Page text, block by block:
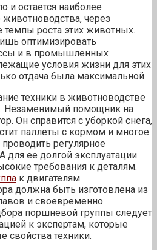
и остается наиболее
через
роста этих животных.
оптимизировать
и в промышленных
условия жизни для этих
отдача была максимальной.
техники в животноводстве
Незаменимый помощник на
Он справится с уборкой снега,
паллеты с кормом и многое
регулярное
для ее долгой эксплуатации
требования к деталям.
к двигателям
должна быть изготовлена из
и своевременно
поршневой группы следует
к экспертам, которые
свойства техники.